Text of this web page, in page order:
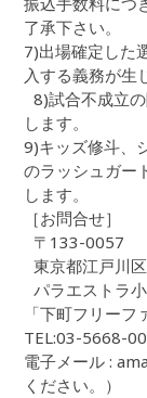
了承下さい。
7)出場確定した
入する義務が生
8)試合不成立
します。
9)キッズ修斗、
のラッシュガー
します。
［お問合せ］
〒133-0057
東京都江戸川
パラエストラ
「下町フリー
TEL:03-5668-
電子メール :
ください。）